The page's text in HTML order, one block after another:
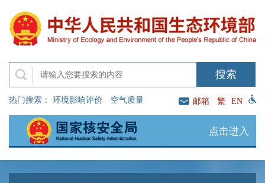
热门搜索： 环境影响评价 空气质量 邮箱 繁 EN
点击进入